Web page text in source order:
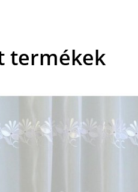
termékek